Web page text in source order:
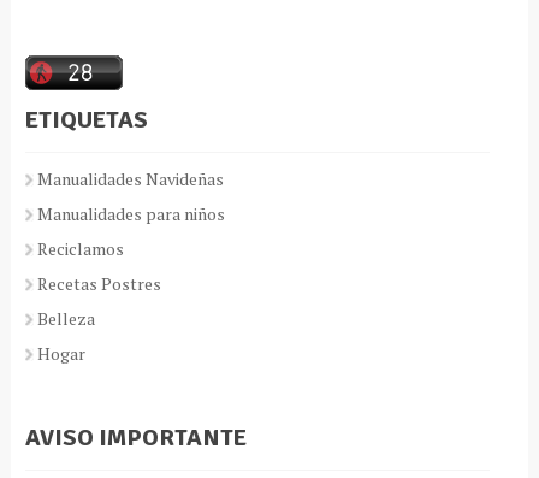
ETIQUETAS
Manualidades Navideñas
Manualidades para niños
Reciclamos
Recetas Postres
Belleza
Hogar
AVISO IMPORTANTE